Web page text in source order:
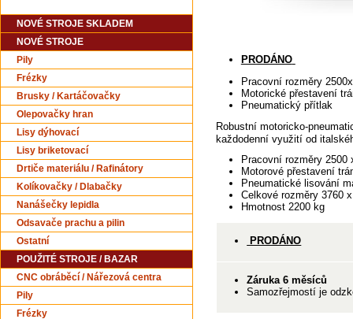
NOVÉ STROJE SKLADEM
NOVÉ STROJE
Pily
Frézky
Brusky / Kartáčovačky
Olepovačky hran
Lisy dýhovací
Lisy briketovací
Drtiče materiálu / Rafinátory
Kolíkovačky / Dlabačky
Nanášečky lepidla
Odsavače prachu a pilin
Ostatní
POUŽITÉ STROJE / BAZAR
CNC obráběcí / Nářezová centra
Pily
Frézky
PRODÁNO
Pracovní rozměry
Motorické přestavení
Pneumatický přítlak
Robustní motoricko-
každodenní využití od
Pracovní rozměry 2500
Motorové přestavení
Pneumatické lisování
Celkové rozměry 3760
Hmotnost 2200 kg
PRODÁNO
Záruka 6 měsíců
Samozřejmostí je